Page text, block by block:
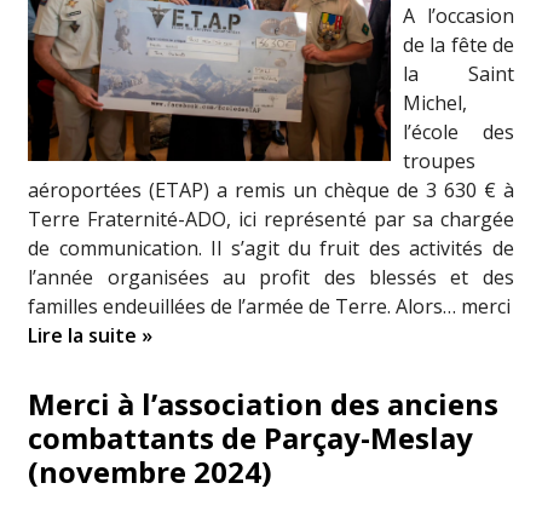
A l’occasion
de la fête de
la Saint
Michel,
l’école des
troupes
aéroportées (ETAP) a remis un chèque de 3 630 € à
Terre Fraternité-ADO, ici représenté par sa chargée
de communication. Il s’agit du fruit des activités de
l’année organisées au profit des blessés et des
familles endeuillées de l’armée de Terre. Alors… merci
Lire la suite »
Merci à l’association des anciens
combattants de Parçay-Meslay
(novembre 2024)